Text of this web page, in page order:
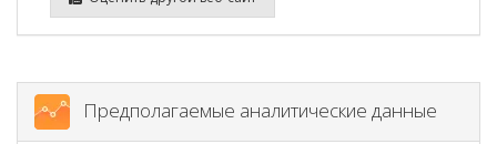
Предполагаемые аналитические данные